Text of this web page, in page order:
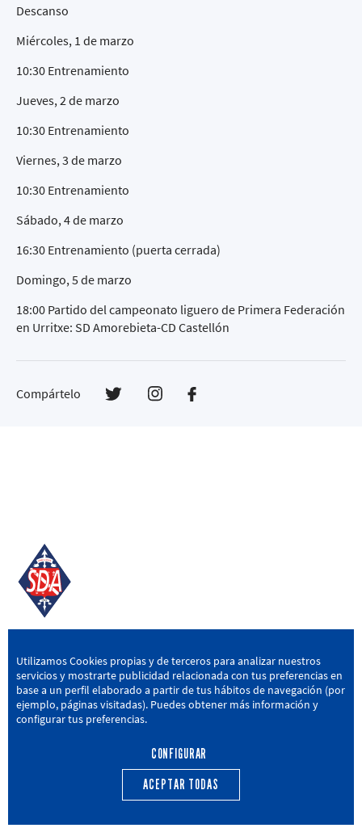
Descanso
Miércoles, 1 de marzo
10:30 Entrenamiento
Jueves, 2 de marzo
10:30 Entrenamiento
Viernes, 3 de marzo
10:30 Entrenamiento
Sábado, 4 de marzo
16:30 Entrenamiento (puerta cerrada)
Domingo, 5 de marzo
18:00 Partido del campeonato liguero de Primera Federación
en Urritxe: SD Amorebieta-CD Castellón
Compártelo
SD AMOREBIETA
San Miguel Kalea, 16, 48340 Amorebieta, Bizkaia
946 604 751 | sda@sdamorebieta.eus
CANTERA ACTUALIDAD
Utilizamos Cookies propias y de terceros para analizar nuestros
servicios y mostrarte publicidad relacionada con tus preferencias en
base a un perfil elaborado a partir de tus hábitos de navegación (por
ejemplo, páginas visitadas). Puedes obtener más información y
configurar tus preferencias.
CONFIGURAR
ACEPTAR TODAS